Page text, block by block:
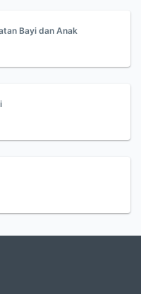
Bayi dan Anak